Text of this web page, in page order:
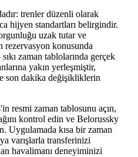
trenler düzenli olarak
hijyen standartları belirgindir.
uzak tutar ve
rezervasyon konusunda
zaman tablolarında gerçek
yakın yerleşmiştir,
son dakika değişikliklerin
resmi zaman tablosunu açın,
kontrol edin ve Belorussky
Uygulamada kısa bir zaman
varışlarla transferinizi
havalimanı deneyiminizi